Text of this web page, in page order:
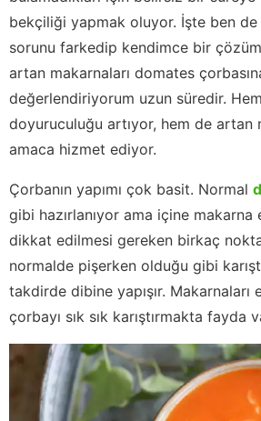
bekçiliği yapmak oluyor. İşte ben
sorunu farkedip kendimce bir
artan makarnaları domates
değerlendiriyorum uzun süredir.
doyuruculuğu artıyor, hem de artan
amaca hizmet ediyor.
Çorbanın yapımı çok basit. Normal
gibi hazırlanıyor ama içine makarna
dikkat edilmesi gereken birkaç
normalde pişerken olduğu gibi
takdirde dibine yapışır. Makarnaları
çorbayı sık sık karıştırmakta fayda